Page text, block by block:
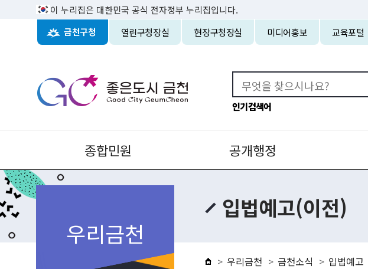
이 누리집은 대한민국 공식 전자정부 누리집입니다.
금천구청 열린구청장실 현장구청장실 미디어홍보 교육포털
인기검색어
종합민원 공개행정
우리금천
입법예고(이전)
우리금천 금천소식 입법예고